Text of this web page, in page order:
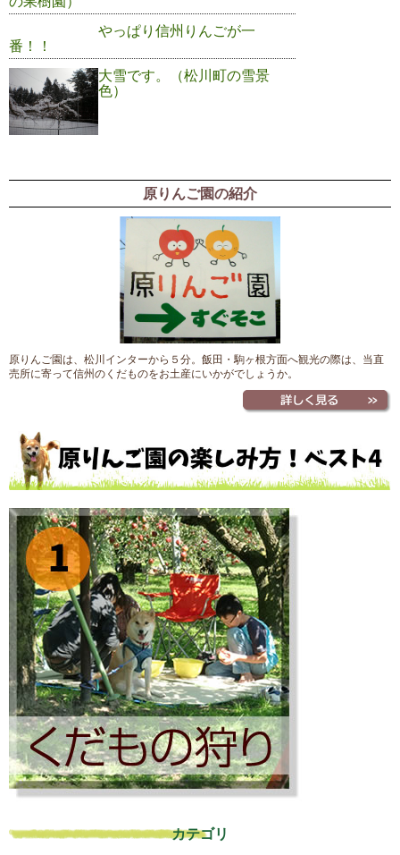
やっぱり信州りんごが一
番！！
大雪です。（松川町の雪景
色）
原りんご園の紹介
原りんご園は、松川インターから５分。飯田・駒ヶ根方面へ観光の際は、当直
売所に寄って信州のくだものをお土産にいかがでしょうか。
カテゴリ